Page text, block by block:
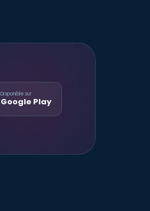
Disponible sur
Google Play